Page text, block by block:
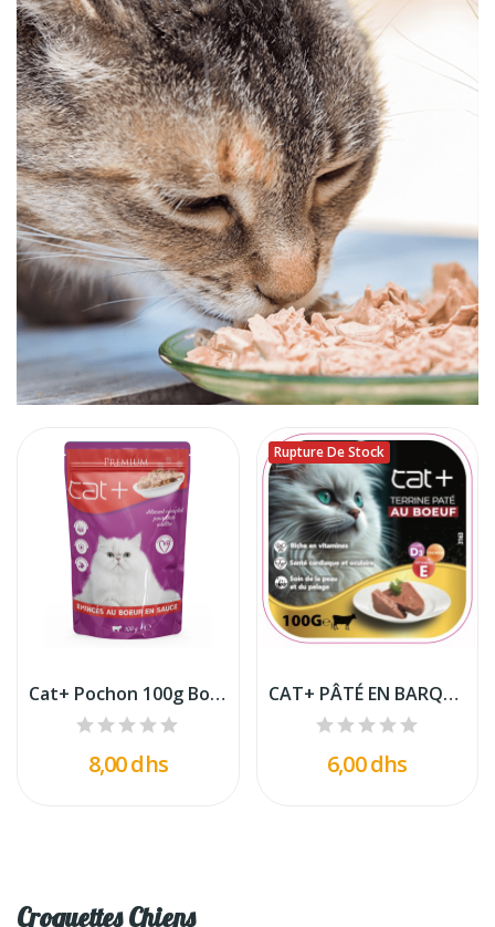
Cat+ Pochon 100g Boeuf
8,00 dhs
Rupture De Stock
CAT+ PÂTÉ EN BARQUETTE AU BOEUF 100G
6,00 dhs
Croquettes Chiens